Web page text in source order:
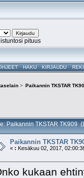
pituus
HAKU KIRJAUDU
> Paikannin TKSTAR
Paikannin TKSTAR TK909
Paikannin TKSTAR
« : Kesäkuu 02, 2017,
kukaan